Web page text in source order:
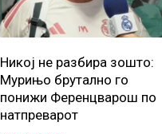
Никој не разбира зошто:
Мурињо брутално го
понижи Ференцварош по
натпреварот